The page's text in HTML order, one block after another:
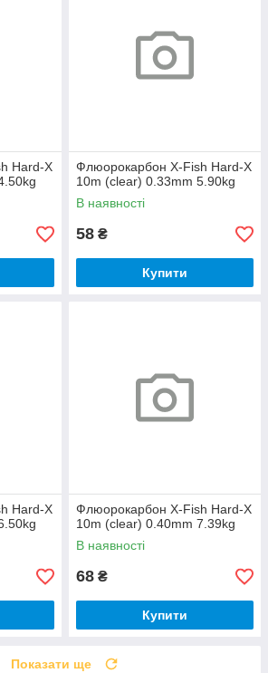
Hard-X
Флюорокарбон X-Fish Hard-X
10m (clear) 0.33mm 5.90kg
В наявності
58 ₴
Купити
Hard-X
Флюорокарбон X-Fish Hard-X
10m (clear) 0.40mm 7.39kg
В наявності
68 ₴
Купити
Показати ще